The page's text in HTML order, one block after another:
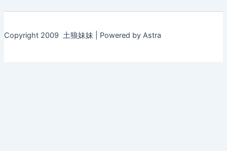
Copyright 2009 土狼妹妹 | Powered by Astra